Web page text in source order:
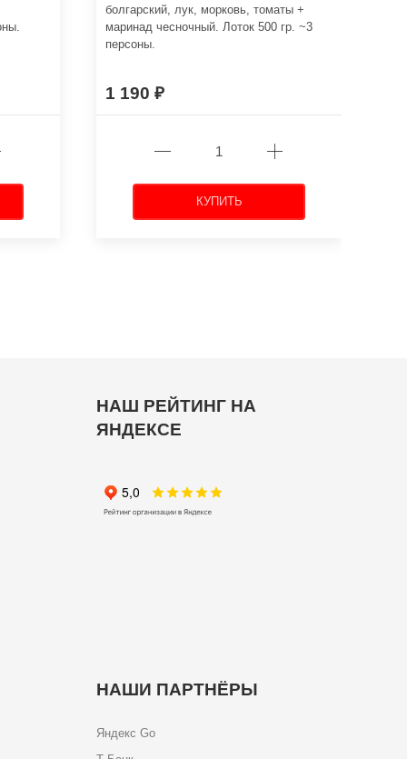
болгарский, лук, морковь, томаты +
маринад чесночный. Лоток 500 гр. ~3
персоны.
1 190
КУПИТЬ
НАШ РЕЙТИНГ НА
ЯНДЕКСЕ
НАШИ ПАРТНЁРЫ
Яндекс Go